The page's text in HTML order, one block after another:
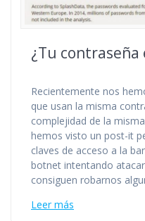
¿Tu contraseña
Recientemente nos
que usan la misma
complejidad de la
hemos visto un post-it
claves de acceso a la
botnet intentando
consiguen robarnos
Leer más